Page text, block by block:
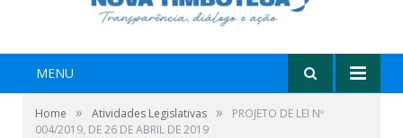
MENU
Home » Atividades Legislativas »
PROJETO DE LEI Nº
004/2019, DE 26 DE ABRIL DE 2019